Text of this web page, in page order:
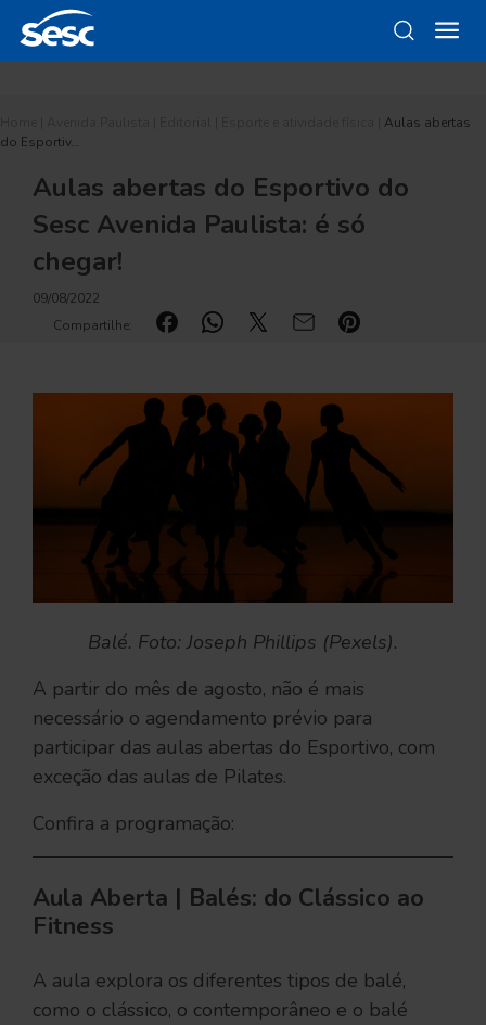
Aulas abertas
do Esportiv…
Aulas abertas do Esportivo do
Sesc Avenida Paulista: é só
chegar!
09/08/2022
Compartilhe:
Balé. Foto: Joseph Phillips (Pexels).
A partir do mês de agosto, não é mais
necessário o agendamento prévio para
participar das aulas abertas do Esportivo, com
exceção das aulas de Pilates.
Confira a programação:
Aula Aberta | Balés: do Clássico ao
Fitness
A aula explora os diferentes tipos de balé,
como o clássico, o contemporâneo e o balé